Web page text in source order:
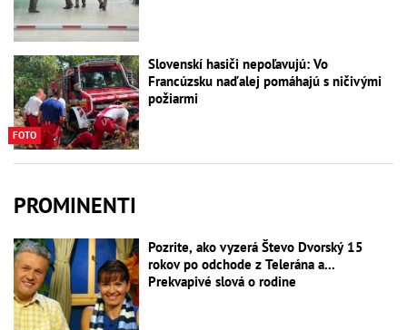
FOTO
Slovenskí hasiči nepoľavujú: Vo
Francúzsku naďalej pomáhajú s ničivými
požiarmi
PROMINENTI
Pozrite, ako vyzerá Števo Dvorský 15
rokov po odchode z Telerána a...
Prekvapivé slová o rodine